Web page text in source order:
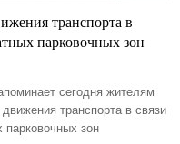
транспорта в
парковочных зон
сегодня жителям
транспорта в связи
зон